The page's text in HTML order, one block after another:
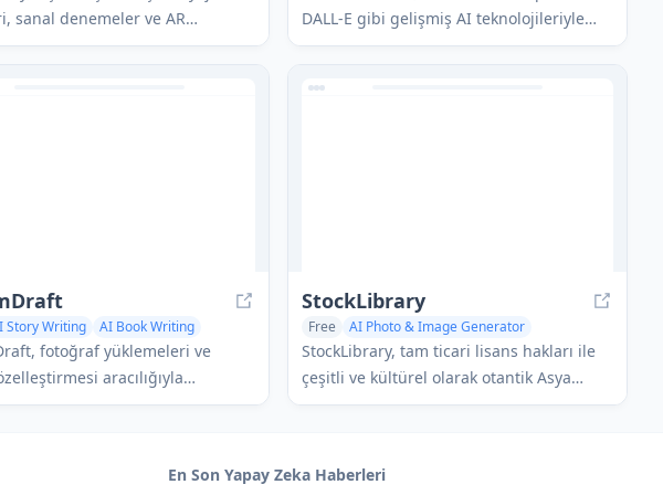
Enhancing
sanal denemeler ve AR
aracılığıyla ürün keşfi sunan AI
alışveriş deneyimini devrim
DALL-E gibi gelişmiş AI teknolojileriyle
desteklenen sezgisel bir arayüz
daha fazlasını üretmelerini sağlayan
Story Writing
AI Book Writing
& Image Generator
fotoğraf yüklemeleri ve
aracılığıyla
içeren özel illüstrasyonlarla
StockLibrary
Free
AI Photo & Image Generator
AI Photography
AI Background Generator
StockLibrary, tam ticari lisans hakları ile
çeşitli ve kültürel olarak otantik Asya
fotoğrafları üreten AI destekli bir stok
En Son Yapay Zeka Haberleri